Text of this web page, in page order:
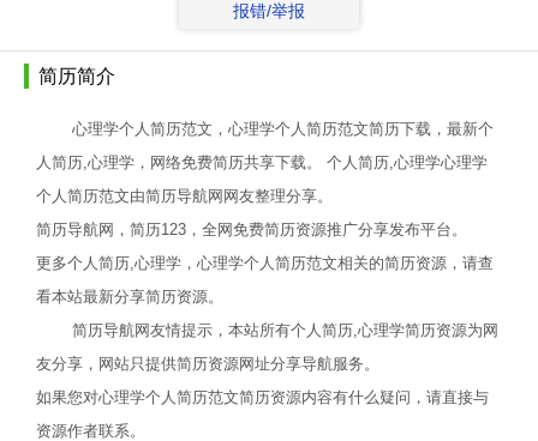
报错/举报
简历简介
心理学个人简历范文，心理学个人简历范文简历下载，最新个
人简历,心理学，网络免费简历共享下载。 个人简历,心理学心理学
个人简历范文由简历导航网网友整理分享。
简历导航网，简历123，全网免费简历资源推广分享发布平台。
更多个人简历,心理学，心理学个人简历范文相关的简历资源，请查
看本站最新分享简历资源。
简历导航网友情提示，本站所有个人简历,心理学简历资源为网
友分享，网站只提供简历资源网址分享导航服务。
如果您对心理学个人简历范文简历资源内容有什么疑问，请直接与
资源作者联系。